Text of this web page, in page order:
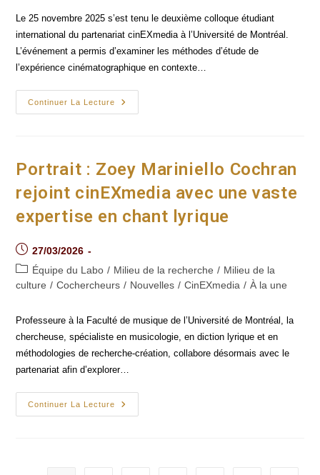
Le 25 novembre 2025 s’est tenu le deuxième colloque étudiant
international du partenariat cinEXmedia à l’Université de Montréal.
L’événement a permis d’examiner les méthodes d’étude de
l’expérience cinématographique en contexte…
Continuer La Lecture
Le
Deuxième
Penché
Sur
L’expérience
Cinématographique
Portrait : Zoey Mariniello Cochran
rejoint cinEXmedia avec une vaste
expertise en chant lyrique
Post
published:
27/03/2026
Post
category:
Équipe du Labo / Milieu de la recherche / Milieu de la
culture / Cochercheurs / Nouvelles / CinEXmedia / À la une
Professeure à la Faculté de musique de l’Université de Montréal, la
chercheuse, spécialiste en musicologie, en diction lyrique et en
méthodologies de recherche-création, collabore désormais avec le
partenariat afin d’explorer…
Continuer La Lecture
Portrait :
Zoey